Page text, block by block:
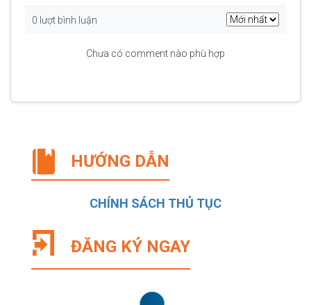
0 lượt bình luận
Chưa có comment nào phù hợp
HƯỚNG DẪN
CHÍNH SÁCH THỦ TỤC
ĐĂNG KÝ NGAY